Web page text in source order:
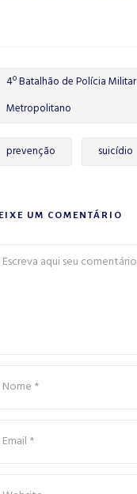
4º Batalhão de Polícia Militar
Metropolitano
prevenção suicídio
UM COMENTÁRIO